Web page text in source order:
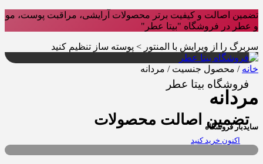
تضمین اصالت و کیفیت برتر محصولات آرایشی، مراقبت پوست، مو
و عطر در فروشگاه "بیتا عطر"
سربرگ را از ویرایش با المنتور > پوسته ساز تنظیم کنید
خانه / محصول جنسیت / مردانه
مردانه
سایدبار فروشگاه
فروشگاه بیتا عطر
تضمین اصالت محصولات
اکنون خرید کنید